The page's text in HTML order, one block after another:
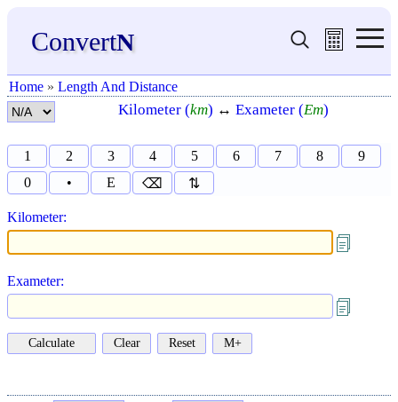
ConvertN
Home » Length And Distance
Kilometer (km) ↔ Exameter (Em)
1 2 3 4 5 6 7 8
9
0
• E ⌫ ⇅
Kilometer:
Exameter: